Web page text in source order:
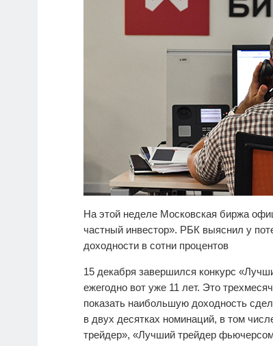
На этой неделе Московская биржа
частный инвестор». РБК выяснил у
доходности в сотни процентов
15 декабря завершился конкурс
ежегодно вот уже 11 лет. Это
показать наибольшую доходность
в двух десятках номинаций, в том
трейдер», «Лучший трейдер